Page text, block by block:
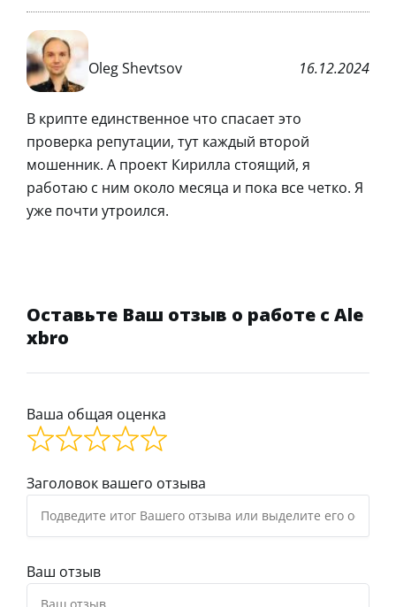
Oleg Shevtsov 16.12.2024
В крипте единственное что спасает это
проверка репутации, тут каждый второй
мошенник. А проект Кирилла стоящий, я
работаю с ним около месяца и пока все четко. Я
уже почти утроился.
Оставьте Ваш отзыв о работе с Ale
xbro
Ваша общая оценка
Заголовок вашего отзыва
Ваш отзыв